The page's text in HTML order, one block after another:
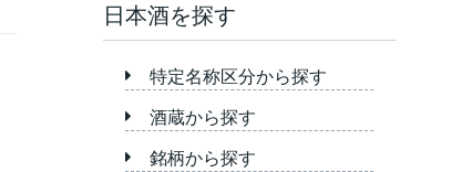
日本酒を探す
特定名称区分から探す
酒蔵から探す
銘柄から探す